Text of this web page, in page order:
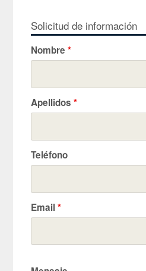
Solicitud de información
Nombre*
Apellidos*
Teléfono
Email*